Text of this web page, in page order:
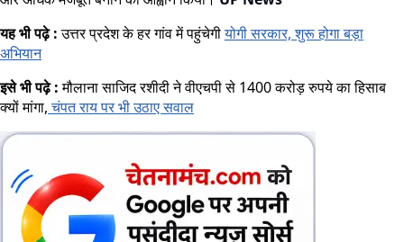
यह भी पढ़े :उत्तर प्रदेश के हर गांव में पहुंचेगीयोगी सरकार, शुरू होगा बड़ा
अभियान
इसे भी पढ़े :मौलाना साजिद रशीदी ने वीएचपी से 1400 करोड़ रुपये का हिसाब
क्यों मांगा,चंपत राय पर भी उठाए सवाल